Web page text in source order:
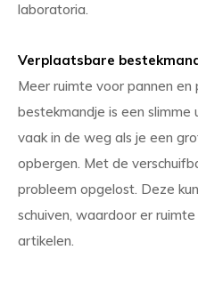
laboratoria.
Verplaatsbare
Meer ruimte voor pannen
bestekmandje is een
vaak in de weg als je een
opbergen. Met de
probleem opgelost. Deze
schuiven, waardoor er
artikelen.